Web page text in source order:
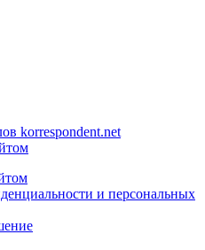
korrespondent.net
и персональных